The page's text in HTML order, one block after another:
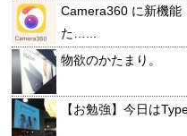
Camera360 に新機
た…...
物欲のかたまり。
【お勉強】今日は